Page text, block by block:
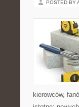
POSTED BY
kierowców,